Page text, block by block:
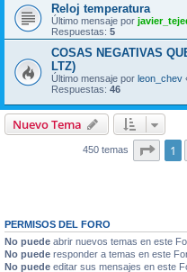
Reloj temperatura
Último mensaje por
Respuestas: 5
COSAS NEGATIVAS
LTZ)
Último mensaje por leon_chev
Respuestas: 46
Nuevo Tema
450 temas 1
PERMISOS DEL FORO
No puede abrir nuevos temas en este
No puede responder a temas en este
No puede editar sus mensajes en este